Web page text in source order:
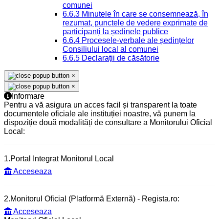
comunei
6.6.3 Minutele în care se consemnează, în
rezumat, punctele de vedere exprimate de
participanți la ședinele publice
6.6.4 Procesele-verbale ale ședințelor
Consiliului local al comunei
6.6.5 Declarații de căsătorie
×
×
Informare
Pentru a vă asigura un acces facil și transparent la toate
documentele oficiale ale instituției noastre, vă punem la
dispoziție două modalități de consultare a Monitorului Oficial
Local:
1.Portal Integrat Monitorul Local
Acceseaza
2.Monitorul Oficial (Platformă Externă) - Regista.ro:
Acceseaza